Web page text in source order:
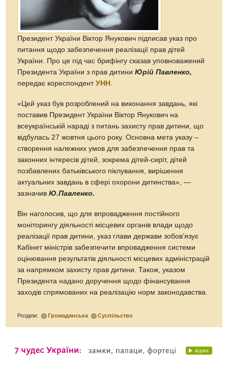
Президент України Віктор Янукович підписав указ про
питання щодо забезпечення реалізації прав дітей
України. Про це під час брифінгу сказав уповноважений
Президента України з прав дитиниЮрій Павленко,
передає кореспондентУНН
«Цей указ був розроблений на виконання завдань, які
поставив Президент України Віктор Янукович на
всеукраїнській нараді з питань захисту прав дитини, що
відбулась 27 жовтня цього року. Основна мета указу –
створення належних умов для забезпечення прав та
законних інтересів дітей, зокрема дітей-сиріт, дітей
позбавлених батьківського піклування, вирішення
актуальних завдань в сфері охорони дитинства», —
зазначивЮ.Павленко.
Він наголосив, що для впровадження постійного
моніторингу діяльності місцевих органів влади щодо
реалізації прав дитини, указ глави держави зобов’язує
Кабінет міністрів забезпечити впровадження системи
оцінювання результатів діяльності місцевих адміністрацій
за напрямком захисту прав дитини. Також, указом
Президента надано доручення щодо фінансування
заходів спрямованих на реалізацію норм законодавства.
Розділи: Громадянська Суспільство